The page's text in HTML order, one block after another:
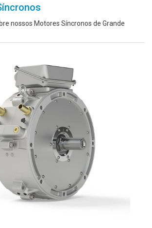
nossos Motores Síncronos de Grande